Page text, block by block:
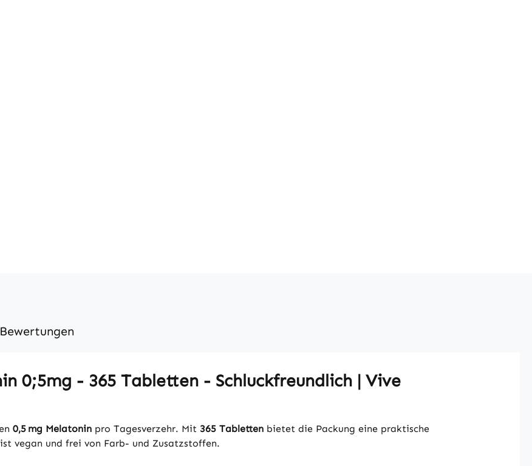
Bewertungen
0;5mg - 365 Tabletten - Schluckfreundlich | Vive
0,5 mg Melatonin pro Tagesverzehr. Mit 365 Tabletten bietet die Packung eine praktische
vegan und frei von Farb- und Zusatzstoffen.